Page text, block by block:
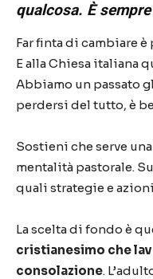
qualcosa. È
Far finta di cambiare
E alla Chiesa italiana
Abbiamo un passato
perdersi del tutto, è
Sostieni che serve
mentalità pastorale.
quali strategie e
La scelta di fondo è
cristianesimo che
consolazione.